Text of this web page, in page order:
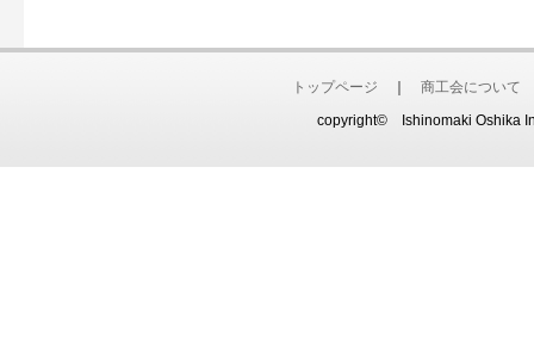
トップページ 商工会について
copyright© Ishinomaki Oshika